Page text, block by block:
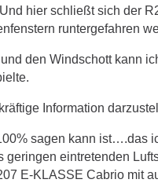
hier schließt sich der
runtergefahren
den Windschott kann
Information
sagen kann ist….das
geringen eintretenden
E-KLASSE Cabrio mit